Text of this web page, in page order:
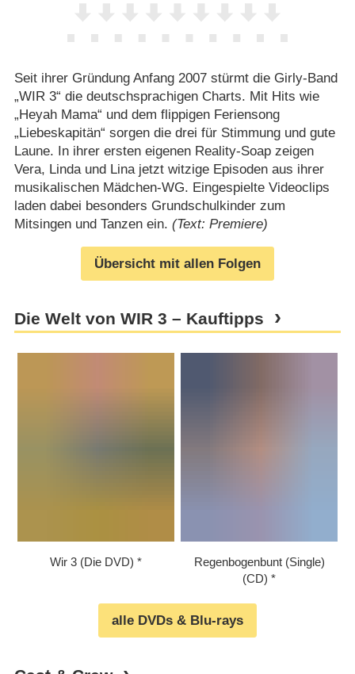
Seit ihrer Gründung Anfang 2007 stürmt die Girly-Band
„WIR 3“ die deutschsprachigen Charts. Mit Hits wie
„Heyah Mama“ und dem flippigen Feriensong
„Liebeskapitän“ sorgen die drei für Stimmung und gute
Laune. In ihrer ersten eigenen Reality-Soap zeigen
Vera, Linda und Lina jetzt witzige Episoden aus ihrer
musikalischen Mädchen-WG. Eingespielte Videoclips
laden dabei besonders Grundschulkinder zum
Mitsingen und Tanzen ein. (Text: Premiere)
Übersicht mit allen Folgen
Die Welt von WIR 3 – Kauftipps
Wir 3 (Die DVD)
Regenbogenbunt (Single)
(CD)
alle DVDs & Blu-rays